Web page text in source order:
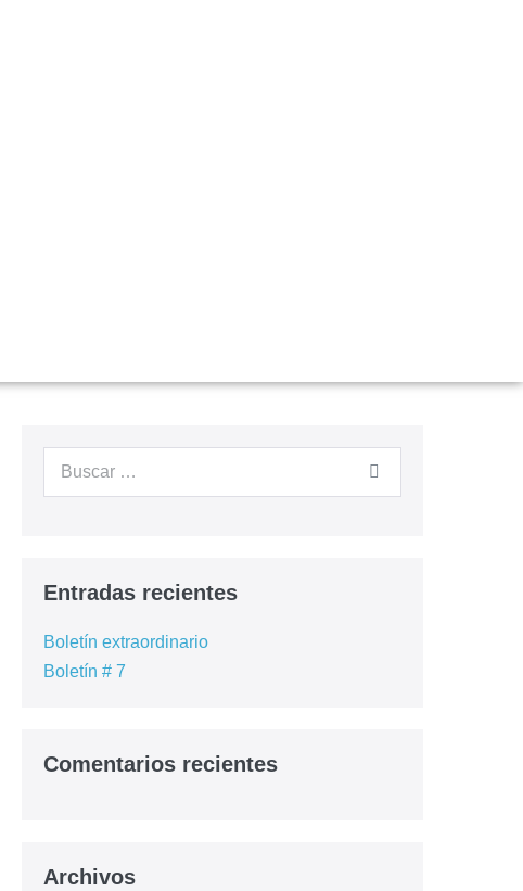
Entradas recientes
Boletín extraordinario
Boletín # 7
Comentarios recientes
Archivos